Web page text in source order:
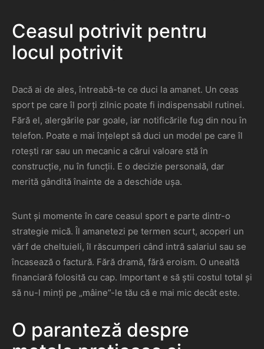
Ceasul potrivit pentru
locul potrivit
Dacă ai de ales, întreabă-te ce duci la amanet. Un ceas
sport pe care îl porți zilnic poate fi indispensabil rutinei.
Fără el, alergările par goale, iar notificările fug din nou în
telefon. Poate e mai înțelept să duci un model pe care îl
rotești rar sau un mecanic a cărui valoare stă în
construcție, nu în funcții. E o decizie personală, dar
merită gândită înainte de a deschide ușa.
Sunt și momente în care ceasul sport e parte dintr-o
strategie mică. Îl amanetezi pe termen scurt, acoperi un
vârf de cheltuieli, îl răscumperi când intră salariul sau se
încasează o factură. Fără dramă, fără eroism. O unealtă
financiară folosită cu cap. Important e să știi costul total și
să nu-l minți pe „mâine”-le tău că e mai mic decât este.
O paranteză despre